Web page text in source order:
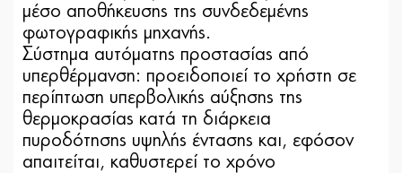
μέσο αποθήκευσης της συνδεδεμένης
φωτογραφικής μηχανής.
Σύστημα αυτόματης προστασίας από
υπερθέρμανση: προειδοποιεί το χρήστη σε
περίπτωση υπερβολικής αύξησης της
θερμοκρασίας κατά τη διάρκεια
πυροδότησης υψηλής έντασης και, εφόσον
απαιτείται, καθυστερεί το χρόνο